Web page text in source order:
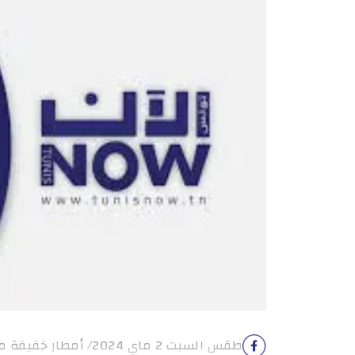
طقس السبت 2 ماي 2024/ أمطار خفيفة متفرقة خامنئي يدعو […]